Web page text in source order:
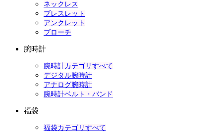
ネックレス
ブレスレット
アンクレット
ブローチ
腕時計
腕時計カテゴリすべて
デジタル腕時計
アナログ腕時計
腕時計ベルト・バンド
福袋
福袋カテゴリすべて